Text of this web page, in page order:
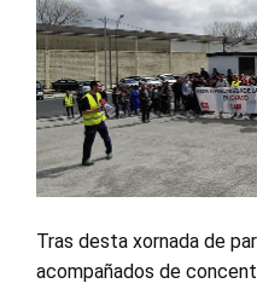
Tras desta xornada de
acompañados de